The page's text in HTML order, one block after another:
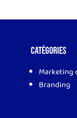
Catégories
Marketing
Branding